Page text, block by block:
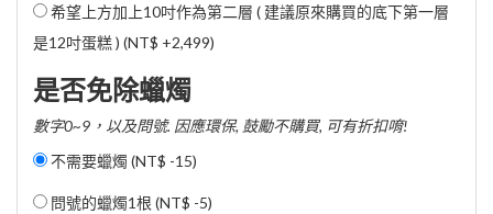
希望上方加上10吋作為第二層 ( 建議原來購買的底下第一層
是12吋蛋糕 ) (NT$ +2,499)
是否免除蠟燭
數字0~9，以及問號. 因應環保, 鼓勵不購買, 可有折扣唷!
不需要蠟燭 (NT$ -15)
問號的蠟燭1根 (NT$ -5)